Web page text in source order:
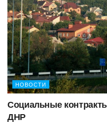
НОВОСТИ
Социальные
ДНР